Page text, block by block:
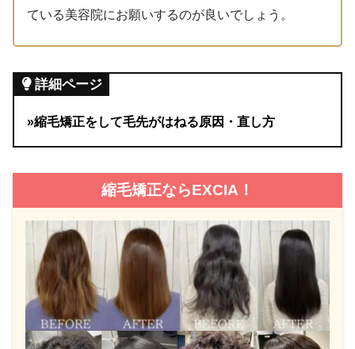
ている美容院にお願いするのが良いでしょう。
詳細ページ
»縮毛矯正をして毛先がはねる原因・直し方
縮毛矯正ならEXCIA！